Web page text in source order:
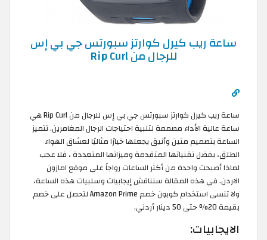
ساعة ريب كيرل كوارتز سبورتس جي بي إس
للرجال من Rip Curl
ساعة ريب كيرل كوارتز سبورتس جي بي إس للرجال من Rip Curl هي
ساعة عالية الأداء مصممة لتلبية احتياجات الرجال المغامرين. تتميز
الساعة بتصميم متين وأنيق يجعلها خيارًا مثاليًا لعشاق الهواء
الطلق، بفضل تقنياتها المتقدمة وميزاتها المتعددة ، فلا عجب
لماذا أصبحت واحدة من أكثر الساعات رواجاً على موقع امازون
الاردن. في هذه المقالة سنناقش إيجابيات وسلبيات هذه الساعة،
ولا تنسى استخدام كوبون خصم Amazon Prime لتحصل على خصم
بقيمة 20% حتى 50 دينار أردني.
الايجابيات: